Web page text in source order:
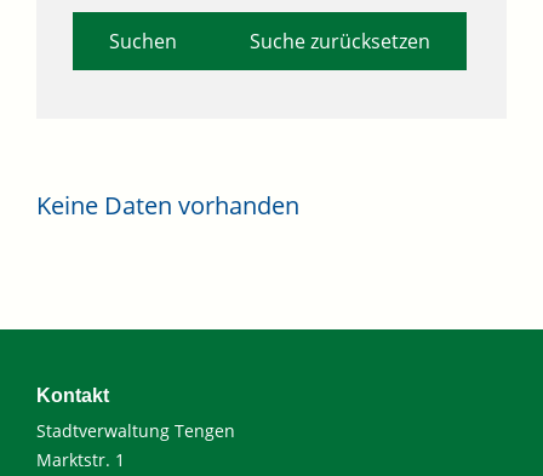
Suche zurücksetzen
Keine Daten vorhanden
Kontakt
Stadtverwaltung Tengen
Marktstr. 1